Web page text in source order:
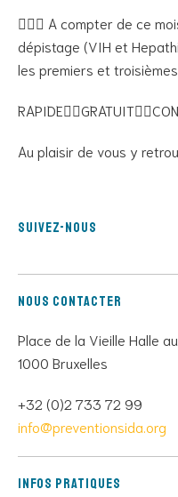
💁🏾‍♂️ A compter de ce
dépistage (VIH et
les premiers et
Au plaisir de vous y
Suivez-nous
Nous contacter
Place de la Vieille Halle
1000 Bruxelles
+32 (0)2 733 72 99
info@preventionsida.org
Infos pratiques